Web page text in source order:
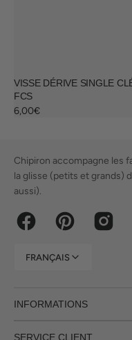
VISSE DÉRIVE SINGLE
FCS
Prix
6,00€
Chipiron accompagne les
la glisse (petits et grands)
aussi).
FacebookPinterest Instagram
FRANÇAIS
INFORMATIONS
SERVICE CLIENT